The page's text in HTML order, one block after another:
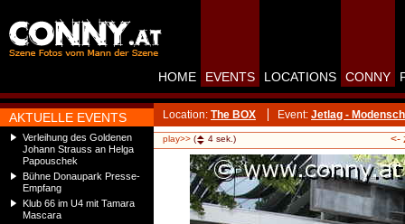
AKTUELLE EVENTS
Verleihung des Goldenen
Johann Strauss an Helga
Papouschek
Bühne Donaupark Presse-
Empfang
Klub 66 im U4 mit Tamara
Mascara
HOME EVENTS LOCATIONS CONNY
Location: The BOX Event: Jetlag -
play>> ( 4 sek.) <-